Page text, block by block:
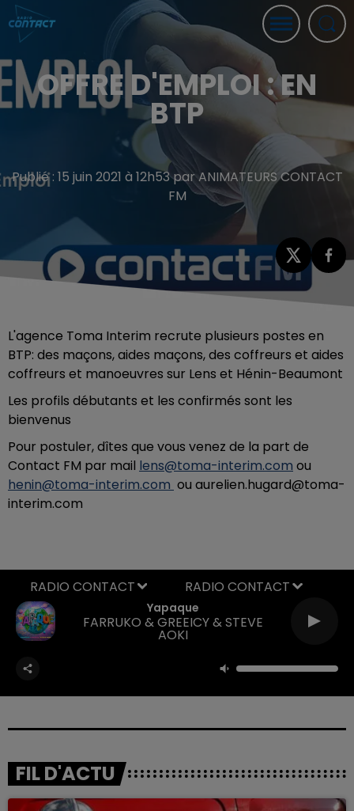
OFFRE D'EMPLOI : EN
BTP
Publié : 15 juin 2021 à 12h53 par ANIMATEURS CONTACT
FM
L'agence Toma Interim recrute plusieurs postes en
BTP: des maçons, aides maçons, des coffreurs et aides
coffreurs et manoeuvres sur Lens et Hénin-Beaumont
Les profils débutants et les confirmés sont les
bienvenus
Pour postuler, dîtes que vous venez de la part de
Contact FM par mail lens@toma-interim.com ou
henin@toma-interim.com ou aurelien.hugard@toma-
interim.com
Yapaque
FARRUKO & GREEICY & STEVE
AOKI
RADIO CONTACT
FIL D'ACTU